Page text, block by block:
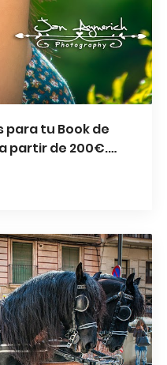
tu Book de
partir de 200€.